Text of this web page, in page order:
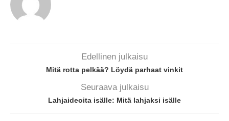
Edellinen julkaisu
Mitä rotta pelkää? Löydä parhaat vinkit
Seuraava julkaisu
Lahjaideoita isälle: Mitä lahjaksi isälle